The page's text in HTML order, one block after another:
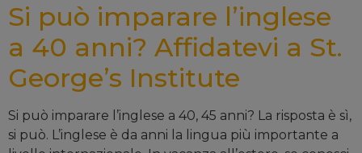
Si può imparare l’inglese
a 40 anni? Affidatevi a St.
George’s Institute
Si può imparare l’inglese a 40, 45 anni? La risposta è sì,
si può. L’inglese è da anni la lingua più importante a